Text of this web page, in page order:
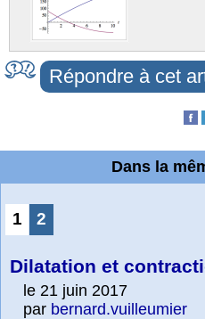
Répondre à cet
Dans la
1 2
Dilatation et
le 21 juin 2017
par bernard.vuilleumier